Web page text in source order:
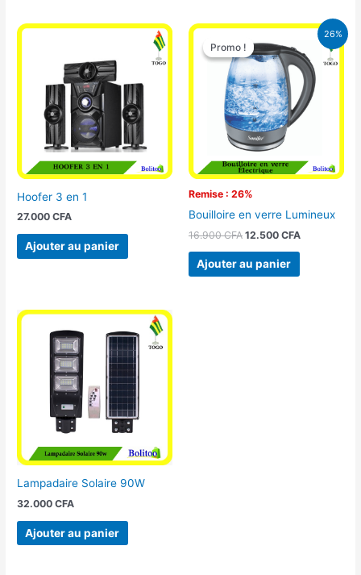
Hoofer 3 en 1
27.000CFA
Ajouter au panier
26%
Promo !
Remise : 26%
Promo !
Bouilloire en verre Lumineux
16.900CFA
Le
prix
initial
16.900 CFA.
12.500 CFA
Le
prix
actuel
est :
12.500 CFA.
Ajouter au panier
Lampadaire Solaire 90W
32.000CFA
Ajouter au panier